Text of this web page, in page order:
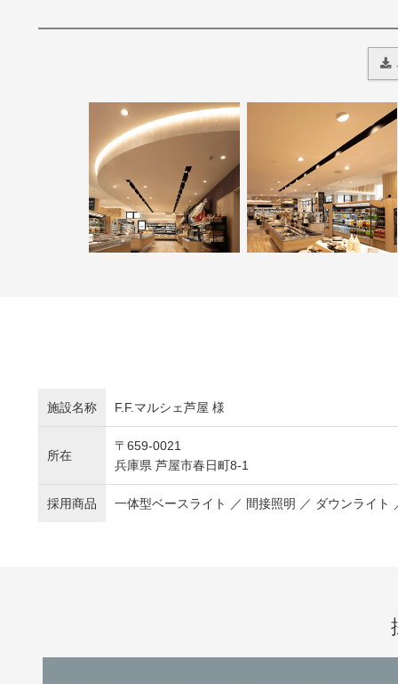
施設名称 F.F.マルシェ芦屋 様
所在
〒659-0021
兵庫県 芦屋市春日町8-1
採用商品 一体型ベースライト ／ 間接照明 ／ ダウンライト